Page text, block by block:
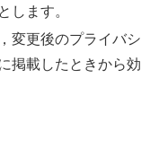
します。
変更後のプライバシ
掲載したときから効